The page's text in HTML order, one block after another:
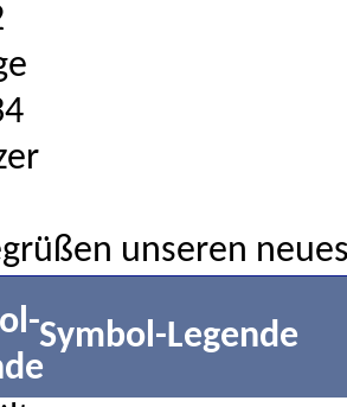
unseren
Symbol-Legende